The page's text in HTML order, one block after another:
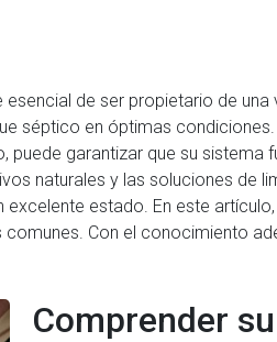
de ser propietario de
séptico en óptimas
puede garantizar que su
naturales y las soluciones de
estado. En este
Con el conocimiento
Comprender